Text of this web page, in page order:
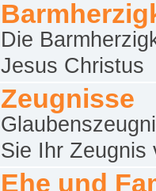
Die
Jesus Christus
Zeugnisse
Sie Ihr Zeugnis
Ehe und